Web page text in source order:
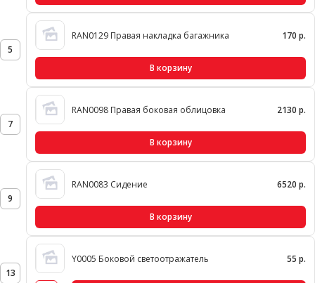
5
RAN0129 Правая накладка багажника 170 р.
В корзину
7
RAN0098 Правая боковая облицовка 2130 р.
В корзину
9
RAN0083 Сидение 6520 р.
В корзину
13
Y0005 Боковой светоотражатель 55 р.